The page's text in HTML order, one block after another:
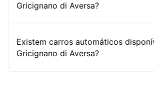
Gricignano di Aversa?
Existem carros automáticos
Gricignano di Aversa?